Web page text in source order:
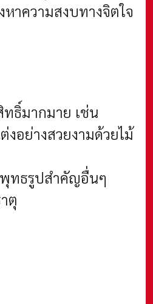
าความสงบทางจิตใจ
ธิ์มากมาย เช่น
อย่างสวยงามด้วยไม้
พุทธรูปสำคัญอื่นๆ
ตุ